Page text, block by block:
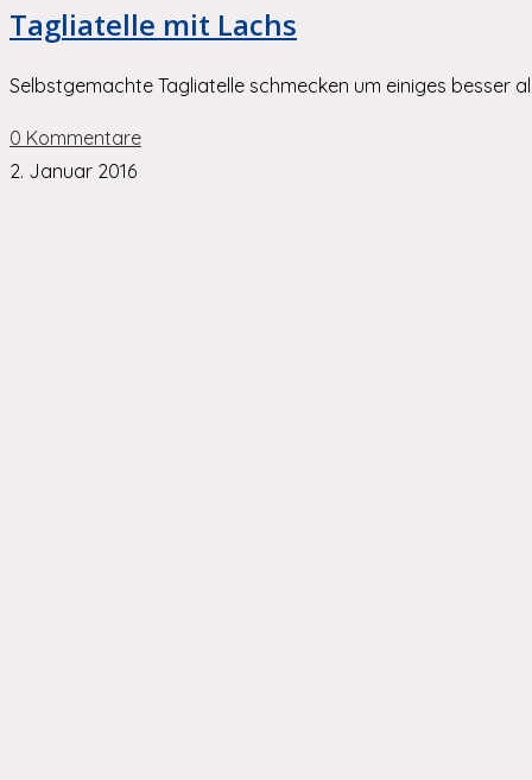
Tagliatelle mit Lachs
Selbstgemachte Tagliatelle schmecken um einiges besser
0 Kommentare
2. Januar 2016